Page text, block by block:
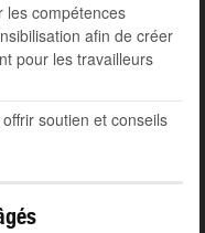
les compétences
afin de créer
pour les travailleurs
soutien et conseils